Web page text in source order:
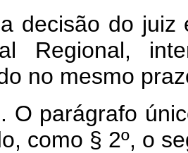
decisão do
Regional,
no mesmo
O parágrafo
como § 2º, o